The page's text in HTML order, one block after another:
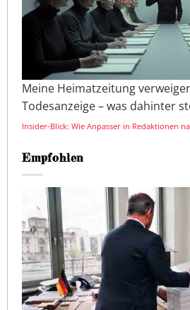
Meine Heimatzeitung
Todesanzeige – was dahinter
Insider-Blick: Wie Anpasser in Redaktionen
Empfohlen